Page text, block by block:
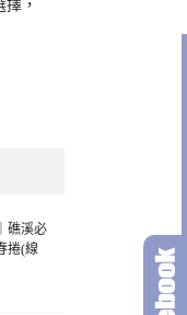
，
礁溪必
捲(線